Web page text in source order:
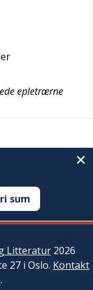
epletrærne
sum
Litteratur2026
27 i Oslo. Kontakt
.